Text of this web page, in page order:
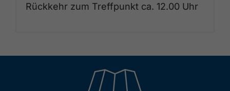
Rückkehr zum Treffpunkt ca. 12.00 Uhr